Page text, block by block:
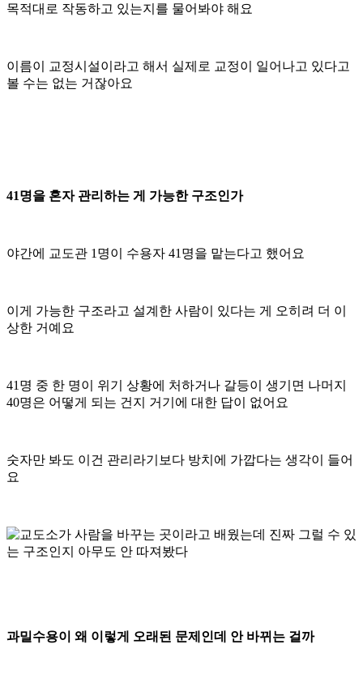
목적대로 작동하고 있는지를 물어봐야 해요
이름이 교정시설이라고 해서 실제로 교정이 일어나고 있다고
볼 수는 없는 거잖아요
41명을 혼자 관리하는 게 가능한 구조인가
야간에 교도관 1명이 수용자 41명을 맡는다고 했어요
이게 가능한 구조라고 설계한 사람이 있다는 게 오히려 더 이
상한 거예요
41명 중 한 명이 위기 상황에 처하거나 갈등이 생기면 나머지
40명은 어떻게 되는 건지 거기에 대한 답이 없어요
숫자만 봐도 이건 관리라기보다 방치에 가깝다는 생각이 들어
요
과밀수용이 왜 이렇게 오래된 문제인데 안 바뀌는 걸까